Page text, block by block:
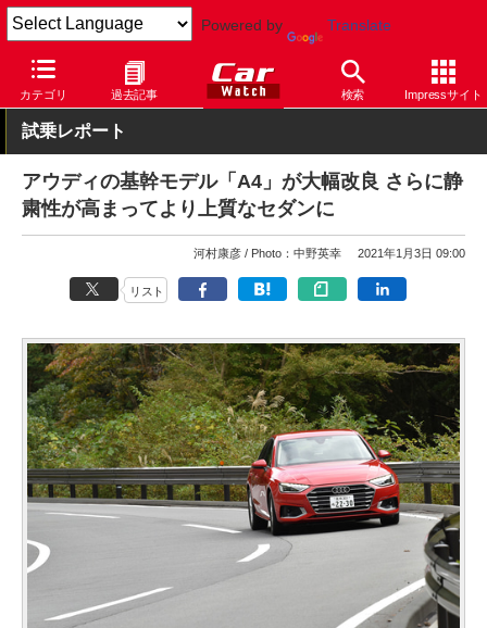
Powered by Translate
カテゴリ 過去記事 検索 Impressサイト
Car Watch 自動車 アウディ A4
試乗レポート
アウディの基幹モデル「A4」が大幅改良 さらに静
粛性が高まってより上質なセダンに
河村康彦 Photo：中野英幸 2021年1月3日 09:00
リスト